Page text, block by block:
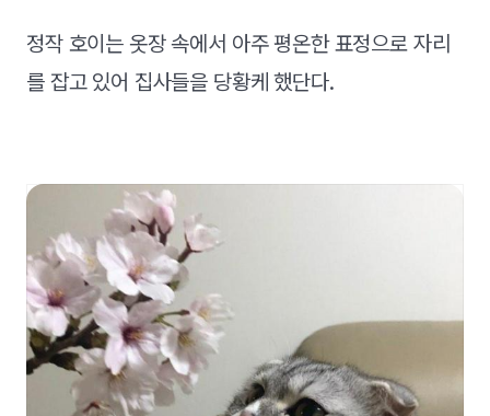
정작 호이는 옷장 속에서 아주 평온한 표정으로 자리
를 잡고 있어 집사들을 당황케 했단다.